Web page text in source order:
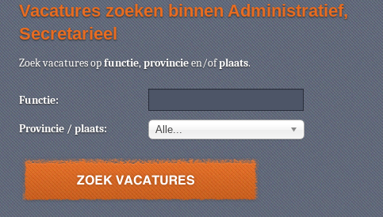
Vacatures zoeken binnen Administratief,
Secretarieel
Zoek vacatures opfunctie,provincieen/ofplaats.
Functie:
Provincie / plaats: Alle...